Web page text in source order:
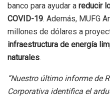
banco para ayudar a reducir
COVID-19. Además, MUFG
millones de dólares a
infraestructura de energía
naturales.
“Nuestro último informe de
Corporativa identifica el